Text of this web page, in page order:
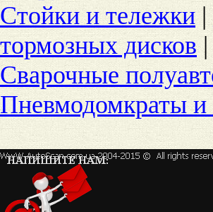
Стойки и тележки |
тормозных дисков |
Сварочные
Пневмодомкраты и